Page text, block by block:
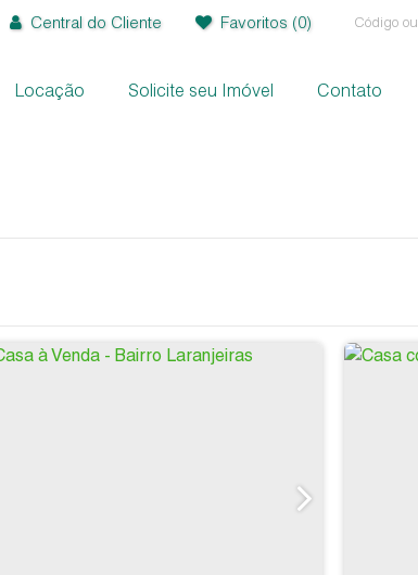
Central do Cliente Favoritos (0)
Contato
Solicite seu Imóvel
Locação